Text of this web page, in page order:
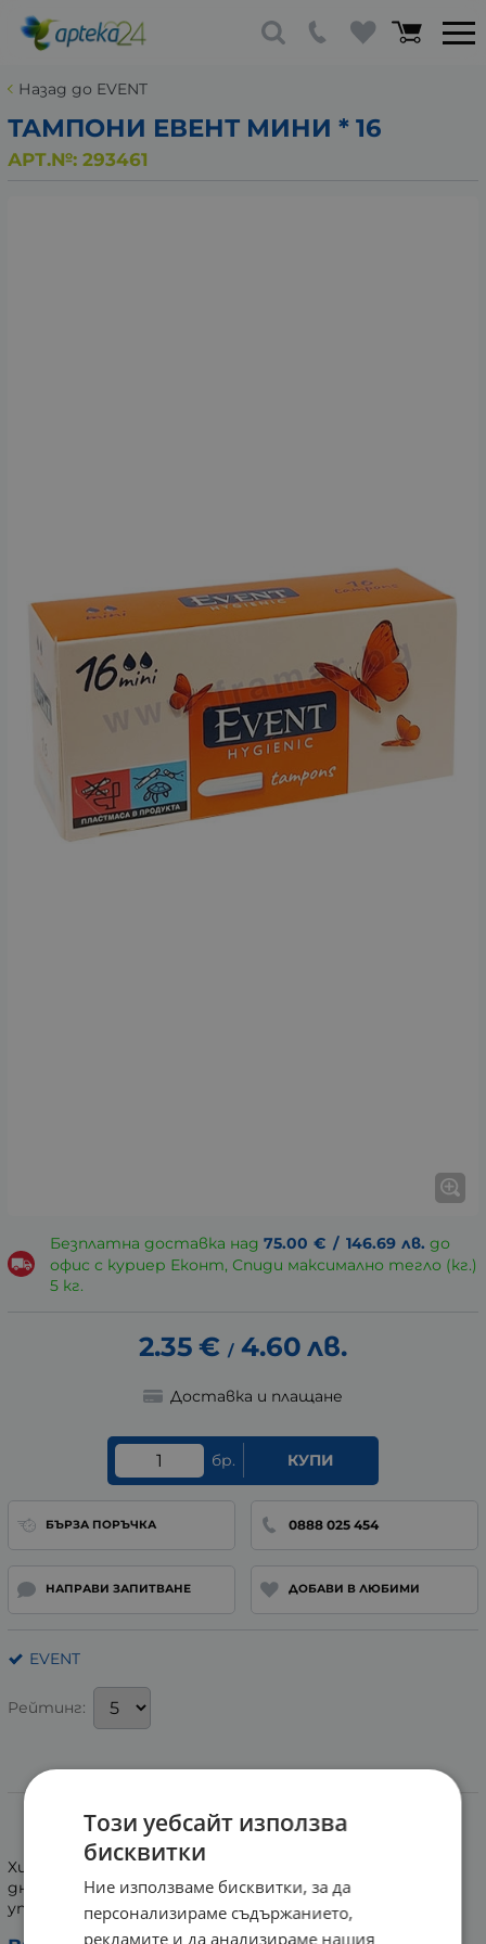
Назад до EVENT
ТАМПОНИ ЕВЕНТ МИНИ * 16
АРТ.№: 293461
Безплатна доставка над 75.00 € / 146.69 лв. до
офис с куриер Еконт, Спиди максимално тегло (кг.)
5 кг.
2.35 € / 4.60 лв.
Доставка и плащане
бр. КУПИ
БЪРЗА ПОРЪЧКА 0888 025 454
НАПРАВИ ЗАПИТВАНЕ ДОБАВИ В ЛЮБИМИ
EVENT
Рейтинг:
ТАМПОНИ ЕВЕНТ МИНИ * 16
Хигиенни дамски тампони Event Mini са подходящи за
дните със слабо течение и за всички, които
употребяват тампони за първи път.
Този уебсайт използва
бисквитки
Ние използваме бисквитки, за да
персонализираме съдържанието,
рекламите и да анализираме нашия